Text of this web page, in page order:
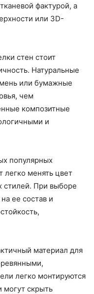
фактурой, а
или 3D-
стен стоит
Натуральные
или бумажные
чем
композитные
и
популярных
легко менять цвет
стилей. При выборе
ее состав и
материал для
легко монтируются
могут скрыть